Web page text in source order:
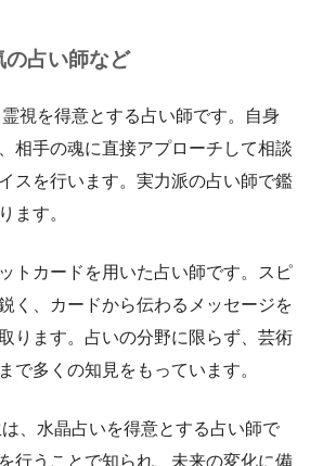
の占い師など
霊視を得意とする占い師です。自身
相手の魂に直接アプローチして相談
スを行います。実力派の占い師で鑑
ます。
トカードを用いた占い師です。スピ
く、カードから伝わるメッセージを
ります。占いの分野に限らず、芸術
で多くの知見をもっています。
は、水晶占いを得意とする占い師で
行うことで知られ、未来の変化に備